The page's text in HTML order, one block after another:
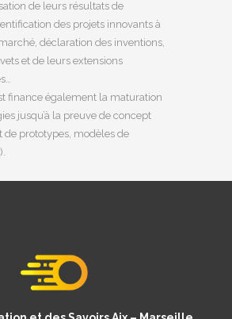
de leurs résultats de
des projets innovants à
déclaration des inventions,
et de leurs extensions
finance également la maturation
jusqu’à la preuve de concept
de prototypes, modèles de